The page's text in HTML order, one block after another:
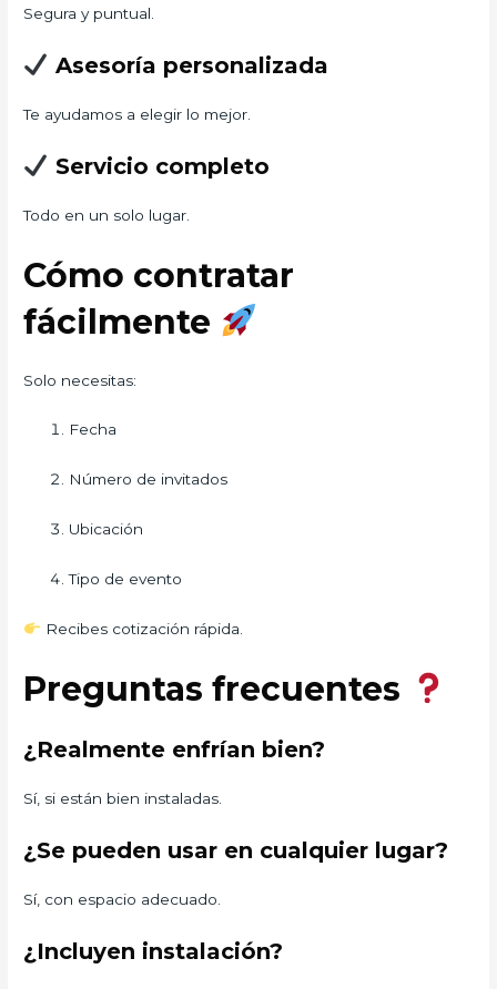
Segura y puntual.
Asesoría personalizada
Te ayudamos a elegir lo mejor.
Servicio completo
Todo en un solo lugar.
Cómo contratar
fácilmente
Solo necesitas:
Fecha
Número de invitados
Ubicación
Tipo de evento
Recibes cotización rápida.
Preguntas frecuentes
¿Realmente enfrían bien?
Sí, si están bien instaladas.
¿Se pueden usar en cualquier lugar?
Sí, con espacio adecuado.
¿Incluyen instalación?